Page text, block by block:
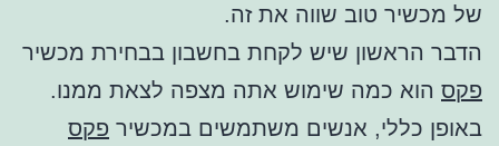
של מכשיר טוב שווה את זה.
הדבר הראשון שיש לקחת בחשבון בבחירת מכשיר
פקס הוא כמה שימוש אתה מצפה לצאת ממנו.
באופן כללי, אנשים משתמשים במכשיר פקס